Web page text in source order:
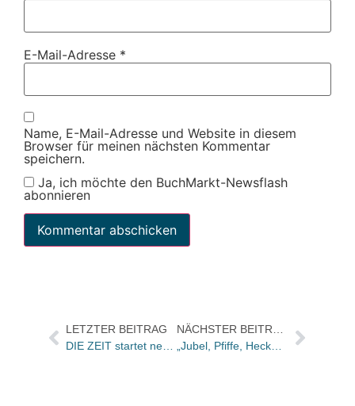
E-Mail-Adresse *
Name, E-Mail-Adresse und Website in diesem
Browser für meinen nächsten Kommentar
speichern.
Ja, ich möchte den BuchMarkt-Newsflash
abonnieren
LETZTER BEITRAG
DIE ZEIT startet neue Buchedition für Kinder